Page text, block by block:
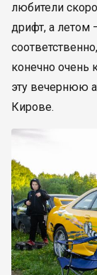
любители
дрифт, а летом
конечно очень
эту вечернюю
Кирове.